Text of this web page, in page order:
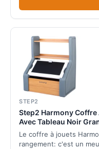
STEP2
Step2 Harmony
Avec Tableau Noir Grande Boîte De Rangement,
Étagère Et Coffre Pour
Le coffre à jouets
rangement: c'est un